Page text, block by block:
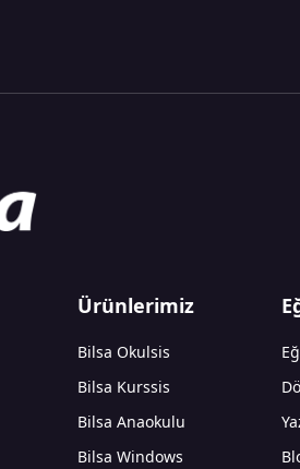
Ürünlerimiz
Bilsa Okulsis
Bilsa Kurssis
Bilsa Anaokulu
Bilsa Windows